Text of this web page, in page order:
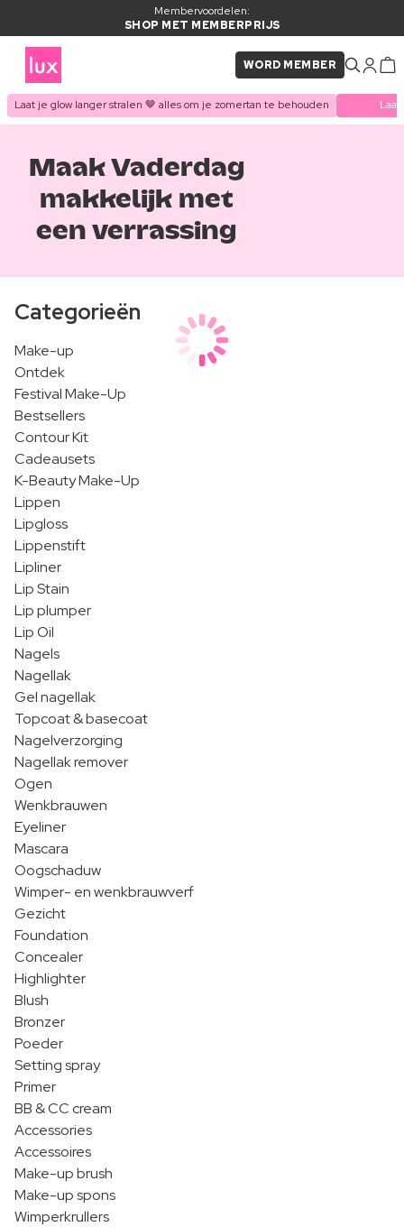
Membervoordelen:
SHOP MET MEMBERPRIJS
WORD MEMBER
Laat je glow langer stralen 🤎 alles om je zomertan te behouden
Maak Vaderdag
makkelijk met
een verrassing
Categorieën
Make-up
Ontdek
Festival Make-Up
Bestsellers
Contour Kit
Cadeausets
K-Beauty Make-Up
Lippen
Lipgloss
Lippenstift
Lipliner
Lip Stain
Lip plumper
Lip Oil
Nagels
Nagellak
Gel nagellak
Topcoat & basecoat
Nagelverzorging
Nagellak remover
Ogen
Wenkbrauwen
Eyeliner
Mascara
Oogschaduw
Wimper- en wenkbrauwverf
Gezicht
Foundation
Concealer
Highlighter
Blush
Bronzer
Poeder
Setting spray
Primer
BB & CC cream
Accessories
Accessoires
Make-up brush
Make-up spons
Wimperkrullers